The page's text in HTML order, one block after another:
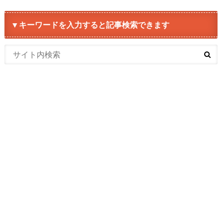
▼キーワードを入力すると記事検索できます